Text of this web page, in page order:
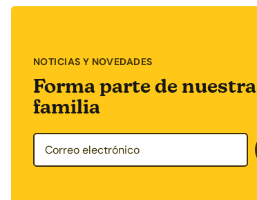
NOTICIAS Y NOVEDADES
Forma parte de nuestra
familia